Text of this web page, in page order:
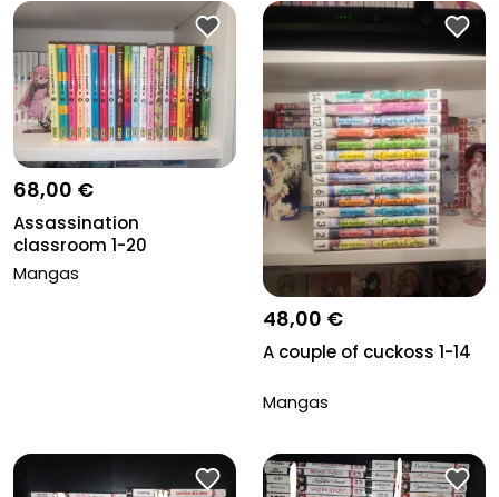
68,00 €
Assassination
classroom 1-20
Mangas
48,00 €
A couple of cuckoss 1-14
Mangas